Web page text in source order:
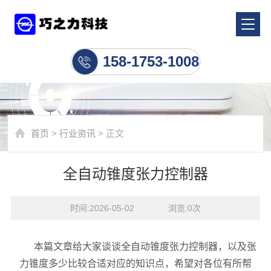
158-1753-1008
首页 >行业资讯 > 正文
全自动锥度张力控制器
时间:2026-05-02    浏览:0次
本篇文章给大家谈谈全自动锥度张力控制器，以及张
力锥度多少比较合适对应的知识点，希望对各位有所帮